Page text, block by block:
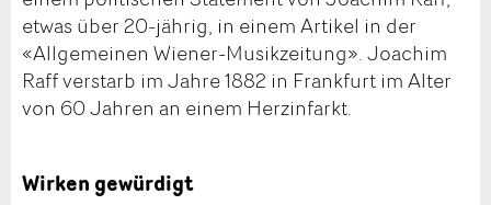
etwas über 20-jährig, in einem Artikel in der
«Allgemeinen Wiener-Musikzeitung». Joachim
Raff verstarb im Jahre 1882 in Frankfurt im Alter
von 60 Jahren an einem Herzinfarkt.
Wirken gewürdigt